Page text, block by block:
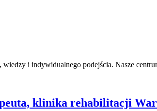
i indywidualnego podejścia. Nasze
klinika rehabilitacji